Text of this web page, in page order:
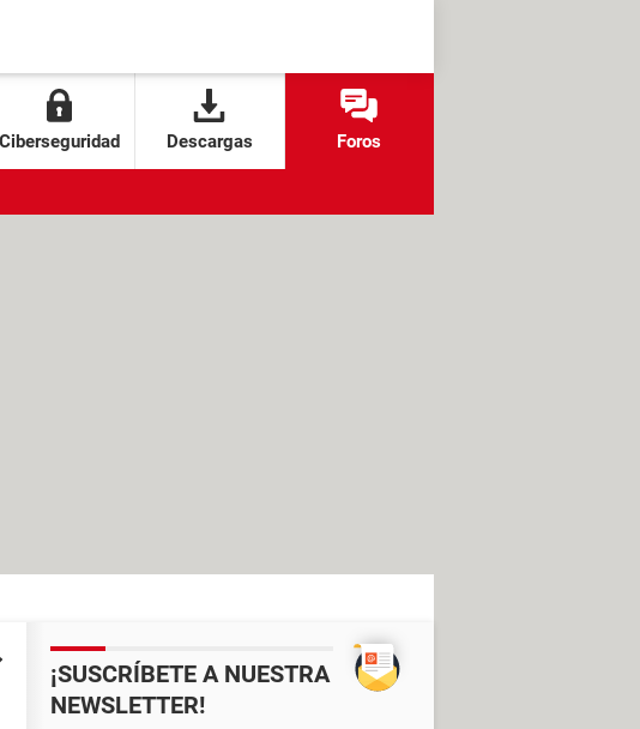
Ciberseguridad Descargas Foros
¡SUSCRÍBETE A NUESTRA
NEWSLETTER!